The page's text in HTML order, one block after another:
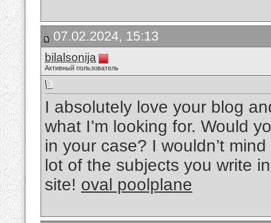
07.02.2024, 15:13
bilalsonija
Активный пользователь
I absolutely love your blog
what I’m looking for. Would
in your case? I wouldn’t
lot of the subjects you write
site! oval poolplane